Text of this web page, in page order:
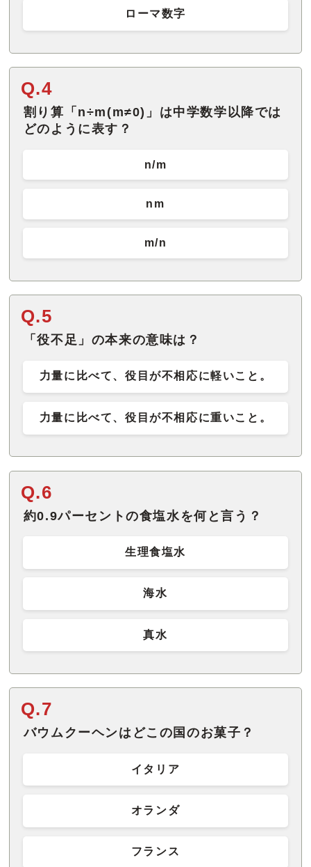
ローマ数字
Q.4
割り算「n÷m(m≠0)」は中学数学以降では
どのように表す？
n/m
nm
m/n
Q.5
「役不足」の本来の意味は？
力量に比べて、役目が不相応に軽いこと。
力量に比べて、役目が不相応に重いこと。
Q.6
約0.9パーセントの食塩水を何と言う？
生理食塩水
海水
真水
Q.7
バウムクーヘンはどこの国のお菓子？
イタリア
オランダ
フランス